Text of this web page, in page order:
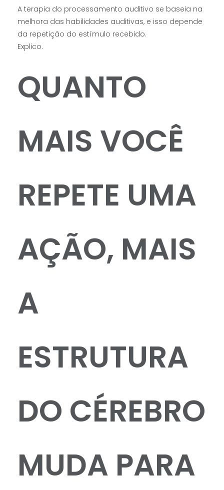
A terapia do processamento auditivo se baseia na
melhora das habilidades auditivas, e isso depende
da repetição do estímulo recebido.
Explico.
QUANTO
MAIS VOCÊ
REPETE UMA
AÇÃO, MAIS
A
ESTRUTURA
DO CÉREBRO
MUDA PARA